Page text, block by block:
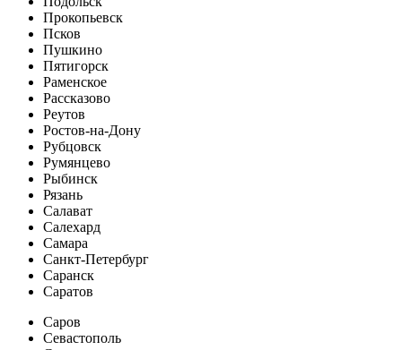
Прокопьевск
Псков
Пушкино
Пятигорск
Раменское
Рассказово
Реутов
Ростов-на-Дону
Рубцовск
Румянцево
Рыбинск
Рязань
Салават
Салехард
Самара
Санкт-Петербург
Саранск
Саратов
Саров
Севастополь